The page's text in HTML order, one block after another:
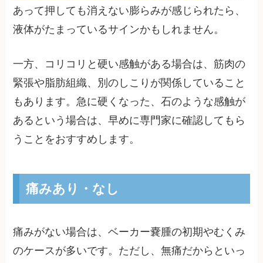
あって押しても消えない膨らみが感じられたら、
液体がたまっているサインかもしれません。
一方、コリコリと硬い感触がある場合は、筋肉の
緊張や脂肪組織、別のしこりが関係していること
もあります。急に硬くなった、石のような感触が
あるという場合は、早めに専門家に確認してもら
うことをおすすめします。
痛みあり・なし
痛みがない場合は、ベーカー嚢腫の初期やむくみ
のケースが多いです。ただし、無痛だからといっ